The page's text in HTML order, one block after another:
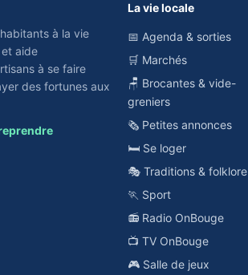
à la vie
aide
à se faire
des fortunes aux
La vie locale
📅 Agenda & sorties
🛒 Marchés
🪑 Brocantes & vide-
greniers
🗞️ Petites annonces
🛏️ Se loger
🎭 Traditions & folklore
🏃 Sport
📻 Radio OnBouge
📺 TV OnBouge
🎮 Salle de jeux